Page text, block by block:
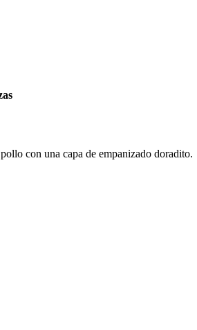
con una capa de empanizado doradito.